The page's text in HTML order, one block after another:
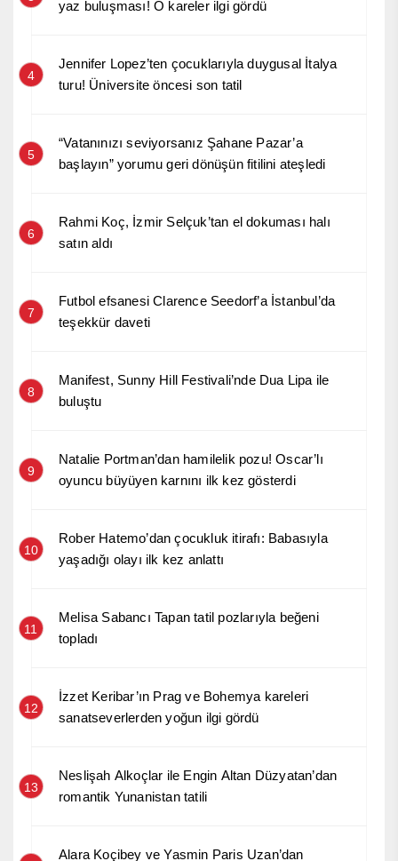
yaz buluşması! O kareler ilgi gördü
4
Jennifer Lopez’ten çocuklarıyla duygusal İtalya
turu! Üniversite öncesi son tatil
5
“Vatanınızı seviyorsanız Şahane Pazar’a
başlayın” yorumu geri dönüşün fitilini ateşledi
6
Rahmi Koç, İzmir Selçuk’tan el dokuması halı
satın aldı
7
Futbol efsanesi Clarence Seedorf’a İstanbul’da
teşekkür daveti
8
Manifest, Sunny Hill Festivali’nde Dua Lipa ile
buluştu
9
Natalie Portman’dan hamilelik pozu! Oscar’lı
oyuncu büyüyen karnını ilk kez gösterdi
10
Rober Hatemo’dan çocukluk itirafı: Babasıyla
yaşadığı olayı ilk kez anlattı
11
Melisa Sabancı Tapan tatil pozlarıyla beğeni
topladı
12
İzzet Keribar’ın Prag ve Bohemya kareleri
sanatseverlerden yoğun ilgi gördü
13
Neslişah Alkoçlar ile Engin Altan Düzyatan’dan
romantik Yunanistan tatili
Alara Koçibey ve Yasmin Paris Uzan’dan